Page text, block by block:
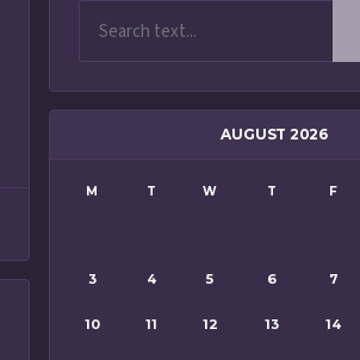
AUGUST 2026
M T W T F
3 4 5 6 7
10 11 12 13 14